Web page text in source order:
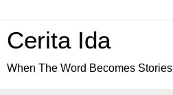
Cerita Ida
When The Word Becomes Stories